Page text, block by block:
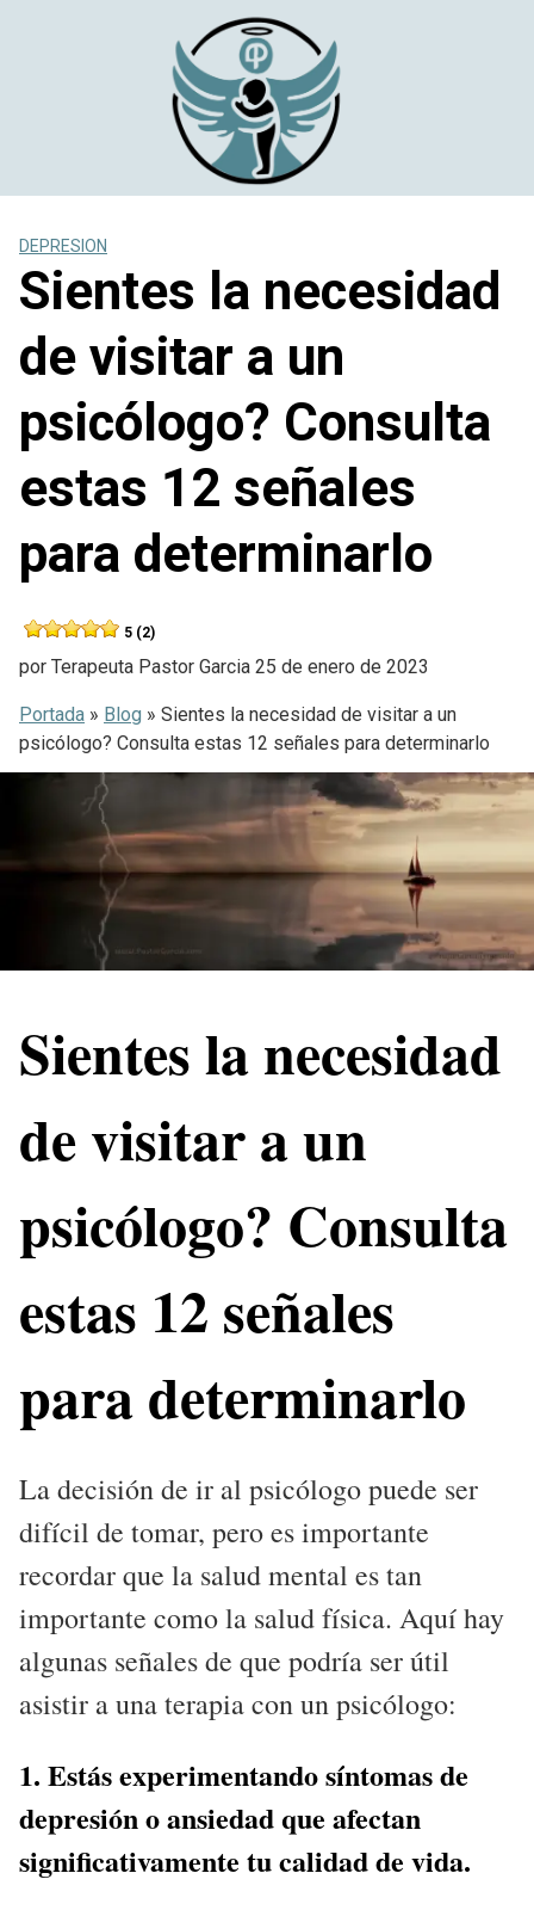
DEPRESION
Sientes la necesidad
de visitar a un
psicólogo? Consulta
estas 12 señales
para determinarlo
5 (2)
por Terapeuta Pastor Garcia 25 de enero de 2023
Portada » Blog » Sientes la necesidad de visitar a un
psicólogo? Consulta estas 12 señales para determinarlo
Sientes la necesidad
de visitar a un
psicólogo? Consulta
estas 12 señales
para determinarlo
La decisión de ir al psicólogo puede ser
difícil de tomar, pero es importante
recordar que la salud mental es tan
importante como la salud física. Aquí hay
algunas señales de que podría ser útil
asistir a una terapia con un psicólogo:
1. Estás experimentando síntomas de
depresión o ansiedad que afectan
significativamente tu calidad de vida.